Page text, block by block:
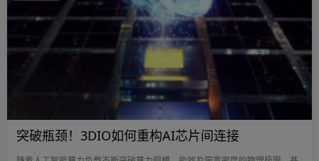
突破瓶颈！3DIO如何重构AI芯片间连接